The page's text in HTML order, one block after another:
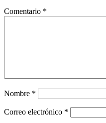
Comentario *
Nombre *
Correo electrónico *